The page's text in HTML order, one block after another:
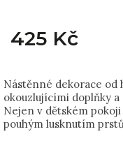
425 Kč
Nástěnné dekorace od
okouzlujícími doplňky
Nejen v dětském
pouhým lusknutím